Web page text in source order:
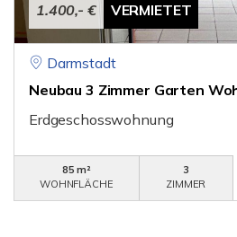
1.400,- € VERMIETET
Darmstadt
Neubau 3 Zimmer Garten
Erdgeschosswohnung
85 m²
WOHNFLÄCHE
3
ZIMMER